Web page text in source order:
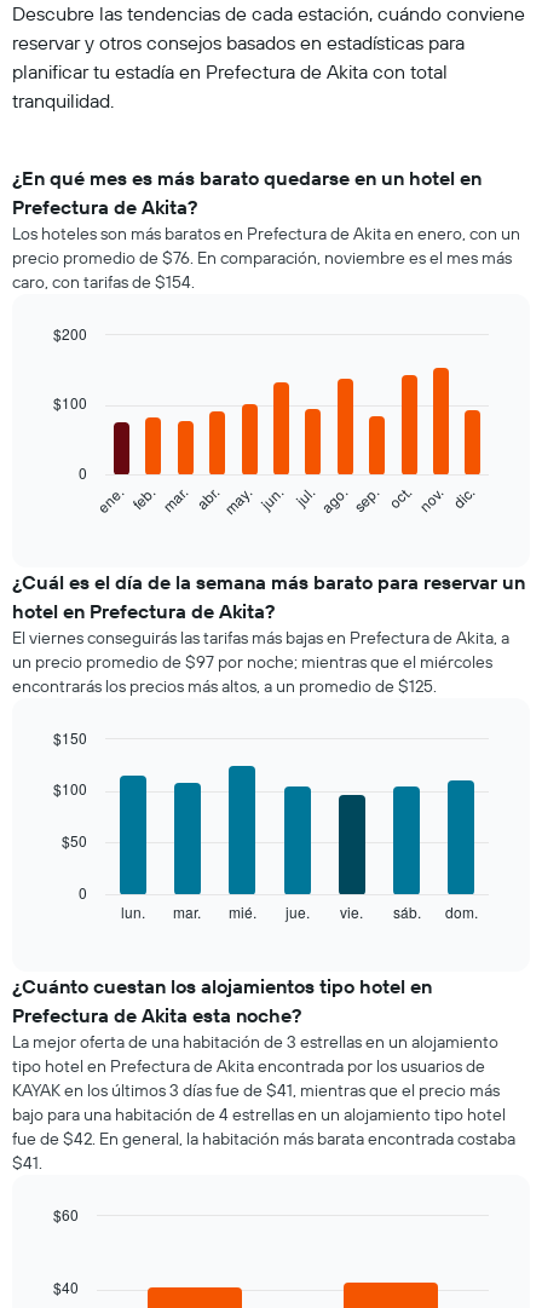
Descubre las tendencias de cada estación, cuándo conviene
reservar y otros consejos basados en estadísticas para
planificar tu estadía en Prefectura de Akita con total
tranquilidad.
¿En qué mes es más barato quedarse en un hotel en
Prefectura de Akita?
Los hoteles son más baratos en Prefectura de Akita en enero, con un
precio promedio de $76. En comparación, noviembre es el mes más
caro, con tarifas de $154.
with
siguiente
el
precio
promedio
de
una
habitación
mes
gráfico
eje
El
gráfico
muestra
1
eje
que
indica
promedio
habitación
ene. feb. mar. abr.may. jun. jul. ago. sep. oct. nov. dic.
0
$100
$200
¿Cuál es el día de la semana más barato para reservar un
hotel en Prefectura de Akita?
El viernes conseguirás las tarifas más bajas en Prefectura de Akita, a
un precio promedio de $97 por noche; mientras que el miércoles
encontrarás los precios más altos, a un promedio de $125.
chart
with
bars.
el
precio
promedio
de
una
habitación
por
cada
la
gráfico
muestra
graphic.
lun. mar. mié. jue. vie. sáb. dom.
0
$50
$100
$150
¿Cuánto cuestan los alojamientos tipo hotel en
Prefectura de Akita esta noche?
La mejor oferta de una habitación de 3 estrellas en un alojamiento
tipo hotel en Prefectura de Akita encontrada por los usuarios de
KAYAK en los últimos 3 días fue de $41, mientras que el precio más
bajo para una habitación de 4 estrellas en un alojamiento tipo hotel
fue de $42. En general, la habitación más barata encontrada costaba
$41.
with
$40
$60